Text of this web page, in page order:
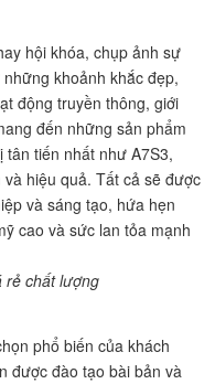
hội khóa, chụp ảnh sự
khoảnh khắc đẹp,
động truyền thông, giới
đến những sản phẩm
tiến nhất như A7S3,
hiệu quả. Tất cả sẽ được
và sáng tạo, hứa hẹn
cao và sức lan tỏa mạnh
rẻ chất lượng
phổ biến của khách
được đào tạo bài bản và